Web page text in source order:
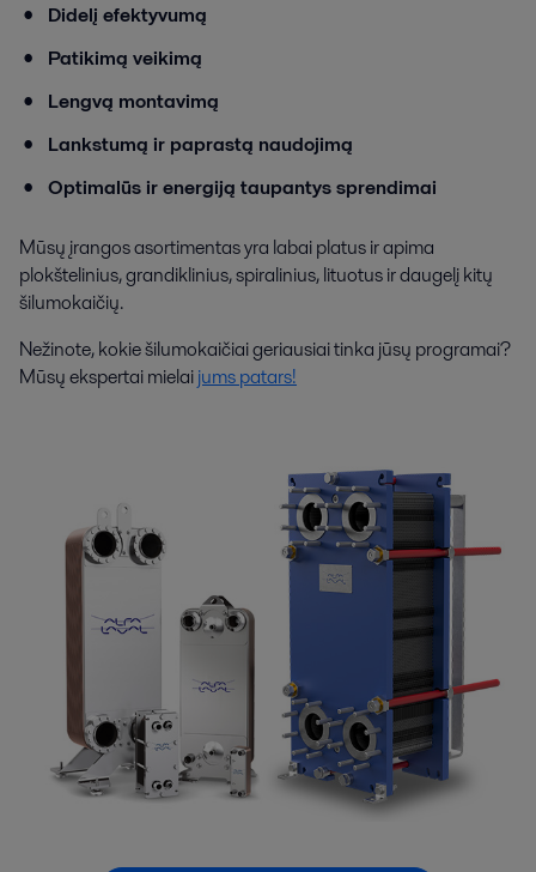
Didelį efektyvumą
Patikimą veikimą
Lengvą montavimą
Lankstumą ir paprastą naudojimą
Optimalūs ir energiją taupantys sprendimai
Mūsų įrangos asortimentas yra labai platus ir apima
plokštelinius, grandiklinius, spiralinius, lituotus ir daugelį kitų
šilumokaičių.
Nežinote, kokie šilumokaičiai geriausiai tinka jūsų programai?
Mūsų ekspertai mielaijums patars!